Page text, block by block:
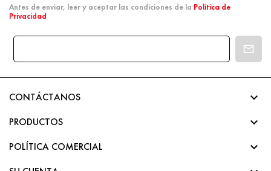
Antes de enviar, leer y aceptar las condiciones de la Política de
Privacidad
CONTÁCTANOS 
PRODUCTOS 
POLÍTICA COMERCIAL 